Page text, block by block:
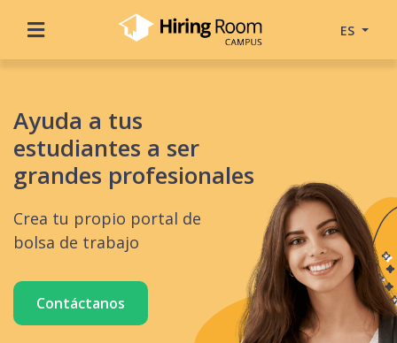
ES
Ayuda a tus
estudiantes a ser
grandes profesionales
Crea tu propio portal de
bolsa de trabajo
Contáctanos